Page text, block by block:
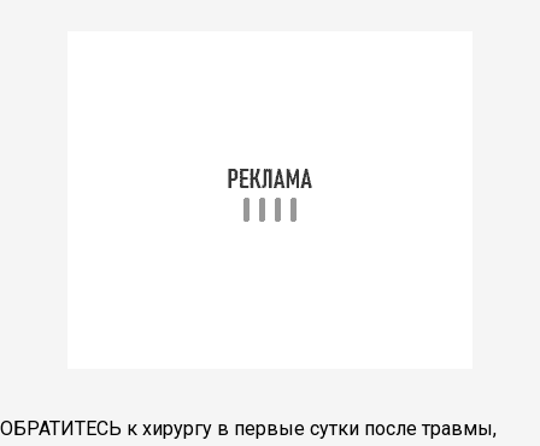
ОБРАТИТЕСЬ к хирургу в первые сутки после травмы,